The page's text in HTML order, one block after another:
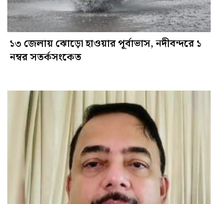
১৩ জেলায় ঝোড়ো হাওয়ার পূর্বাভাস, নদীবন্দরে ১
নম্বর সতর্কসংকেত